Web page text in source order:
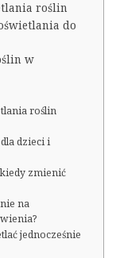
roślin
do
w
roślin
dzieci i
zmienić
na
jednocześnie